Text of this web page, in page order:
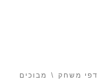
דפי משחק מבוכים